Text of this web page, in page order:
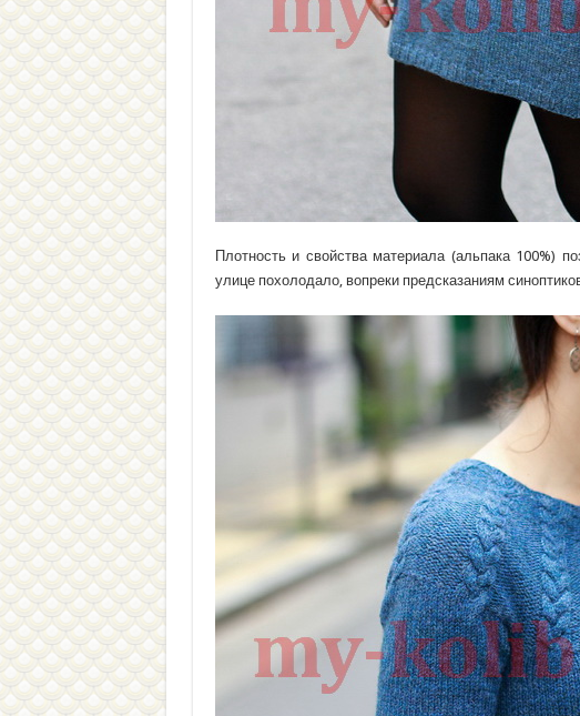
Плотность и свойства материала (альпака 100%)
улице похолодало, вопреки предсказаниям